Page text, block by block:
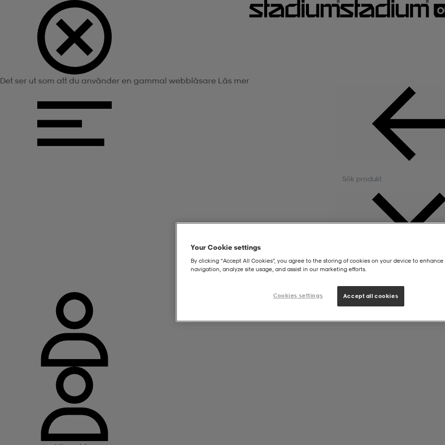
Det ser ut som att du använder en gammal webbläsare Läs mer
Your Cookie settings
By clicking “Accept All Cookies”, you agree to the storing of cookies on your device to enhance
navigation, analyze site usage, and assist in our marketing efforts.
Cookies settings Accept all cookies